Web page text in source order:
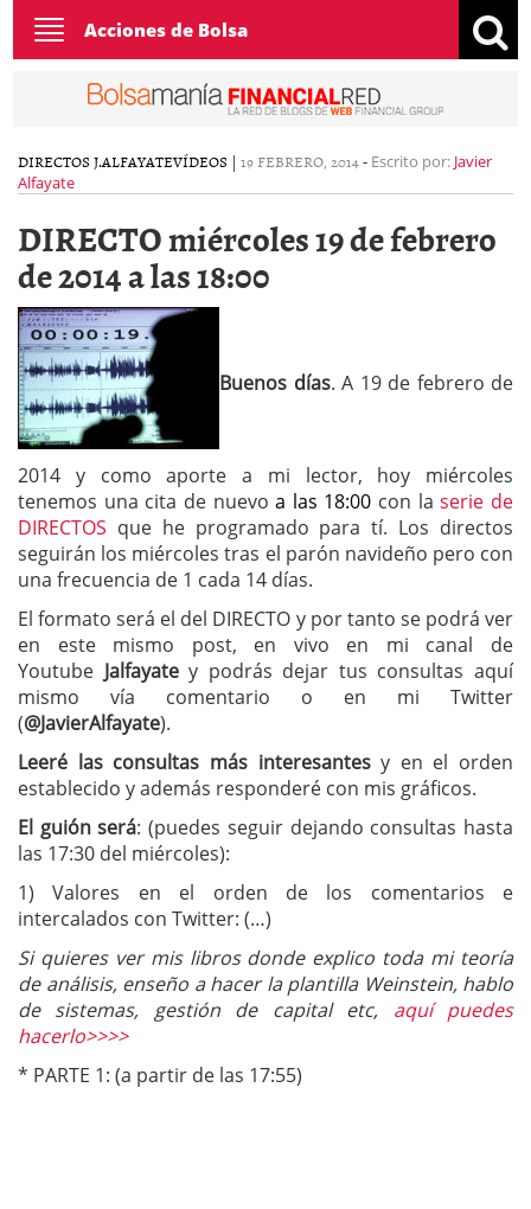
Toggle
navigation
Acciones de Bolsa
DIRECTOS J.ALFAYATEVÍDEOS | 19 FEBRERO, 2014- Escrito por: Javier
Alfayate
DIRECTO miércoles 19 de febrero
de 2014 a las 18:00
Buenos días. A 19 de febrero de
2014 y como aporte a mi lector, hoy miércoles
tenemos una cita de nuevoa las 18:00 con laserie de
DIRECTOS que he programado para tí. Los directos
seguirán los miércoles tras el parón navideño pero con
una frecuencia de 1 cada 14 días.
El formato será el del DIRECTO y por tanto se podrá ver
en este mismo post, en vivo en mi canal de
Youtube Jalfayatey podrás dejar tus consultas aquí
mismo vía comentario o en mi Twitter
(@JavierAlfayate).
Leeré las consultas más interesantesy en el orden
establecido y además responderé con mis gráficos.
El guión será: (puedes seguir dejando consultas hasta
las 17:30 del miércoles):
1) Valores en el orden de los comentarios e
intercalados con Twitter: (…)
Si quieres ver mis libros donde explico toda mi teoría
de análisis, enseño a hacer la plantilla Weinstein, hablo
de sistemas, gestión de capital etc, aquí puedes
hacerlo>>>>
* PARTE 1: (a partir de las 17:55)